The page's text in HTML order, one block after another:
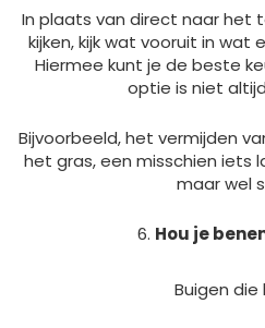
In plaats van direct naar het
kijken, kijk wat vooruit in wat
Hiermee kunt je de beste
optie is niet
Bijvoorbeeld, het vermijden
het gras, een misschien iets
maar wel
Hou je
Buigen die